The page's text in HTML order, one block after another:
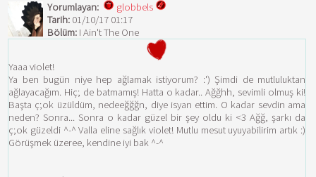
Yorumlayan:
globbels
Tarih: 01/10/17 01:17
Bölüm: I Ain't The One
Yaaa violet!
Ya ben bugün niye hep ağlamak istiyorum? :') Şimdi de mutluluktan
ağlayacağım. Hiç; de batmamış! Hatta o kadar.. Ağğhh, sevimli olmuş ki!
Başta ç;ok üzüldüm, nedeeğğğn, diye isyan ettim. O kadar sevdin ama
neden? Sonra... Sonra o kadar güzel bir şey oldu ki <3 Ağğ, şarkı da
ç;ok güzeldi ^-^ Valla eline sağlık violet! Mutlu mesut uyuyabilirim artık :)
Görüşmek üzeree, kendine iyi bak ^-^